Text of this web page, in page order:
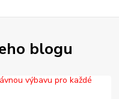
blogu